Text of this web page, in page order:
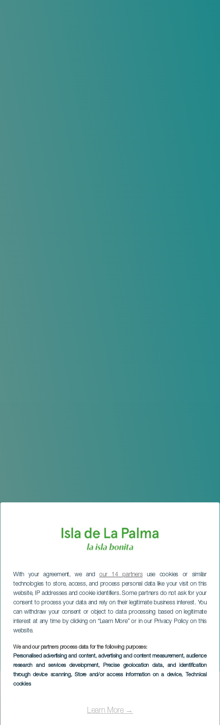
With your agreement, we andour 14 partnersuse cookies or similar
technologies to store, access, and process personal data like your visit on this
website, IP addresses and cookie identifiers. Some partners do not ask for your
consent to process your data and rely on their legitimate business interest. You
can withdraw your consent or object to data processing based on legitimate
interest at any time by clicking on “Learn More” or in our Privacy Policy on this
website.
We and our partners process data for the following purposes:
Personalised advertising and content, advertising and content measurement, audience
research and services development, Precise geolocation data, and identification
through device scanning, Store and/or access information on a device, Technical
cookies
Learn More →
Funeral de Doña Sardina
LA PALMA
Imagen